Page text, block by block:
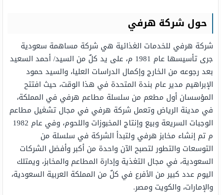
حول شركة هرفي
شركة هرفي للخدمات الغذائية هي شركة مساهمة سعودية
جرى تأسيسها عام 1981 م، على يد كلٌ من السيد/ أحمد السعيد
بعد رجوعه من الخارج وإكمال الدراسات العليا، والسيد حمود
الإبراهيم مدير عام بندة المتحدة في هذا الوقت، حيث افتتح
المؤسسان أول مطعم من سلسلة مطاعم هرفي في المملكة،
في مدينة الرياض وتعمل شركة هرفي في مجال تشغيل مطاعم
الوجبات السريعة وبيع وإنتاج المخبوزات واللحوم، وفي عام 1982
م تم إنشاء مخابز هرفي ولتبدأ الشركة في سلسلة من
التوسعات والتطور لتصبح الآن واحدة من أكبر وأفضل الشركات
السعودية، في مجال التغذية وإدارة المطاعم والمخابز، ويمتلك
اليوم عدد كبير من الأفرع في كلٌ من المملكة العربية السعودية،
والإمارات، والكويت ومصر.